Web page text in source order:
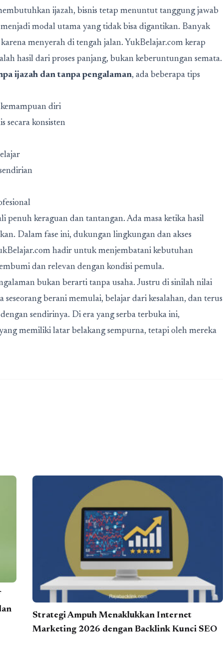
ijazah, bisnis tetap menuntut tanggung jawab
modal utama yang tidak bisa digantikan. Banyak
menyerah di tengah jalan. YukBelajar.com kerap
hasil dari proses panjang, bukan keberuntungan semata.
ijazah dan tanpa pengalaman, ada beberapa tips
diri
secara konsisten
penuh keraguan dan tantangan. Ada masa ketika hasil
Dalam fase ini, dukungan lingkungan dan akses
hadir untuk menjembatani kebutuhan
dan relevan dengan kondisi pemula.
bukan berarti tanpa usaha. Justru di sinilah nilai
berani memulai, belajar dari kesalahan, dan terus
sendirinya. Di era yang serba terbuka ini,
memiliki latar belakang sempurna, tetapi oleh mereka
Strategi Ampuh Menaklukkan Internet
Marketing 2026 dengan Backlink Kunci SEO